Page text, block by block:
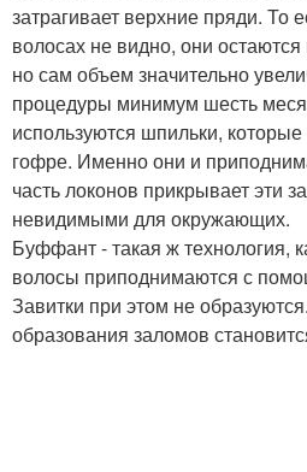
затрагивает верхние пряди. То
волосах не видно, они
но сам объем значительно
процедуры минимум шесть
используются шпильки,
гофре. Именно они и
часть локонов прикрывает эти
невидимыми для окружающих.
Буффант - такая ж технология,
волосы приподнимаются с
Завитки при этом не
образования заломов